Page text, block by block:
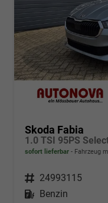
Skoda Fabia
sofort lieferbar Fahrzeug
Fahrzeugnr. 24993115
Kraftstoff
Benzin